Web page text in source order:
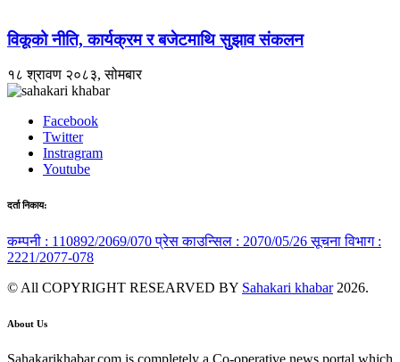
विकूको नीति, कार्यक्रम र बजेटमाथि सुझाव संकलन
१८ श्रावण २०८३, सोमबार
Facebook
Twitter
Instragram
Youtube
दर्ता निकाय:
कम्पनी : 110892/2069/070प्रेस काउन्सिल : 2070/05/26सूचना विभाग :
2221/2077-078
© All COPYRIGHT RESEARVED BY Sahakari khabar2026.
About Us
Sahakarikhabar.com is completely a Co-operative news portal which